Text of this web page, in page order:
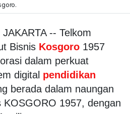
-- Telkom
Bisnis Kosgoro 1957
dalam perkuat
digital pendidikan
berada dalam naungan
KOSGORO 1957, dengan